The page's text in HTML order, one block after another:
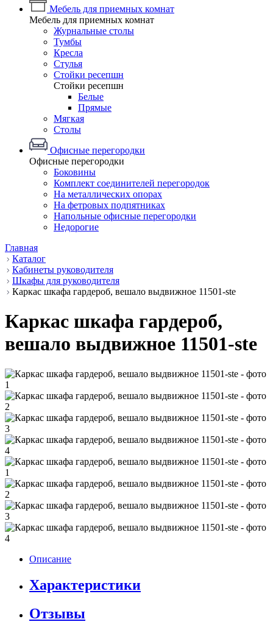
Мебель для приемных комнат
Мебель для приемных комнат
Журнальные столы
Тумбы
Кресла
Стулья
Стойки ресепшн
Стойки ресепшн
Белые
Прямые
Мягкая
Столы
Офисные перегородки
Офисные перегородки
Боковины
Комплект соединителей перегородок
На металлических опорах
На фетровых подпятниках
Напольные офисные перегородки
Недорогие
Главная
Каталог
Кабинеты руководителя
Шкафы для руководителя
Каркас шкафа гардероб, вешало выдвижное 11501-ste
Каркас шкафа гардероб,
вешало выдвижное 11501-ste
Описание
Характеристики
Отзывы